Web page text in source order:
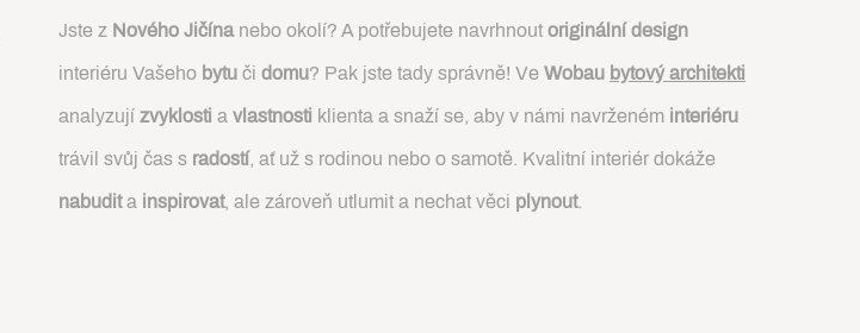
Jste z Nového Jičínanebo okolí? A potřebujete navrhnout originální design
interiéru Vašeho bytu či domu? Pak jste tady správně! Ve Wobau bytový architekti
analyzují zvyklosti a vlastnosti klienta a snaží se, aby v námi navrženém interiéru
trávil svůj čas s radostí , ať už s rodinou nebo o samotě. Kvalitní interiér dokáže
nabudita inspirovat, ale zároveň utlumit a nechat věci plynout.